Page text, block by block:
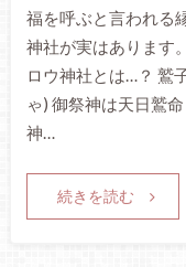
福を呼ぶと言われる
神社が実はあります
ロウ神社とは…？ 鷲
ゃ) 御祭神は天日鷲
神…
続きを読む